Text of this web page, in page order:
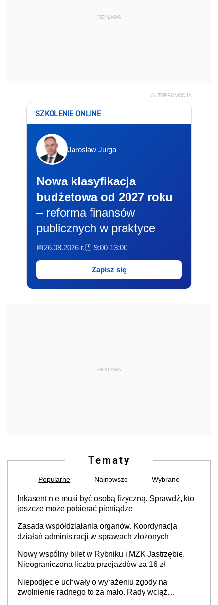
REKLAMA
AUTOPROMOCJA
SZKOLENIE ONLINE
Jarosław Jurga
Nowa klasyfikacja
budżetowa od 2027 roku
– reforma finansów
publicznych w praktyce
📅26.08.2026 r.🕐 9:00-13:00
Zapisz się
REKLAMA
Tematy
Popularne Najnowsze Wybrane
Inkasent nie musi być osobą fizyczną. Sprawdź, kto
jeszcze może pobierać pieniądze
Zasada współdziałania organów. Koordynacja
działań administracji w sprawach złożonych
Nowy wspólny bilet w Rybniku i MZK Jastrzębie.
Nieograniczona liczba przejazdów za 16 zł
Niepodjęcie uchwały o wyrażeniu zgody na
zwolnienie radnego to za mało. Rady wciąż